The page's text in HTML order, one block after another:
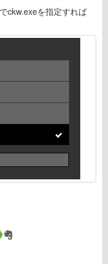
ckw.exeを指定すれば